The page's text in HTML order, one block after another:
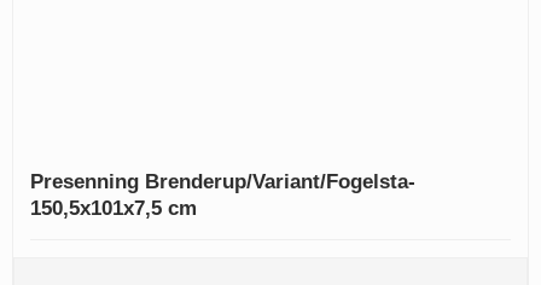
Presenning Brenderup/Variant/Fogelsta-
150,5x101x7,5 cm